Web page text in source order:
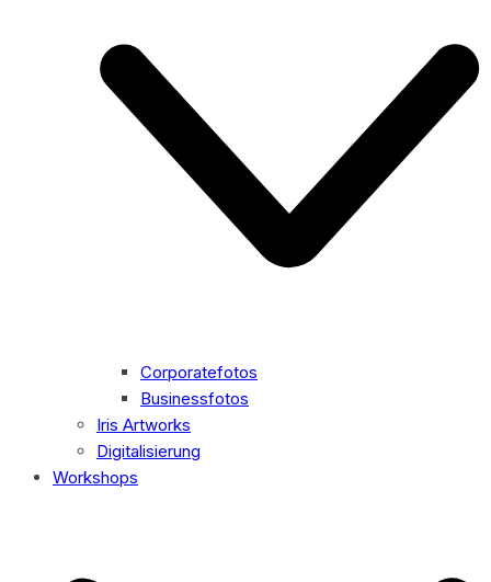
Corporatefotos
Businessfotos
Iris Artworks
Digitalisierung
Workshops